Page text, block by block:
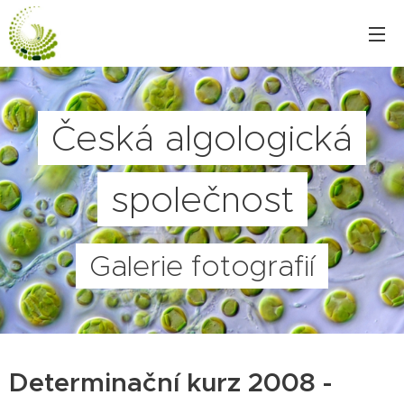
Česká algologická
společnost
Galerie fotografií
Determinační kurz 2008 -